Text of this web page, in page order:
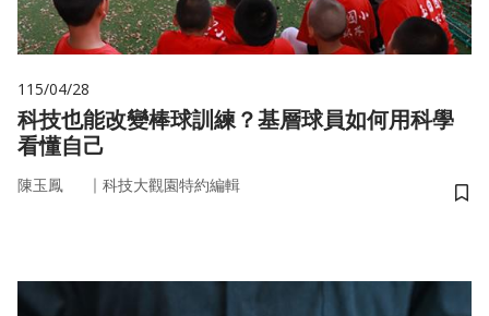
115/04/28
科技也能改變棒球訓練？基層球員如何用科學
看懂自己
陳玉鳳 ｜ 科技大觀園特約編輯
儲